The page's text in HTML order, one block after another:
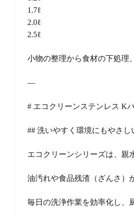
1.7ℓ
2.0ℓ
2.5ℓ
小物の整理から食材の下処理
—
# エコクリーンステンレス K
## 洗いやすく環境にもやさ
エコクリーンシリーズは、親
油汚れや食品残渣（ざんさ）
毎日の洗浄作業を効率化し、